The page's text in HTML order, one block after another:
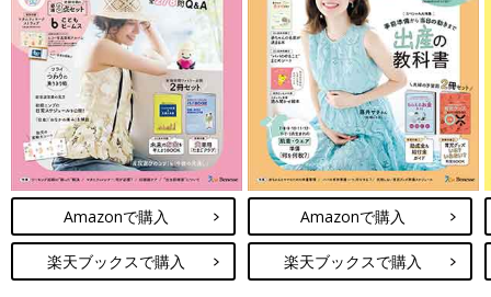
Amazonで購入
楽天ブックスで購入
Amazonで購入
楽天ブックスで購入